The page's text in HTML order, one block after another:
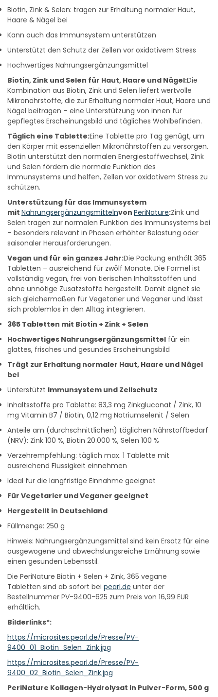
Biotin, Zink & Selen: tragen zur Erhaltung normaler Haut,
Haare & Nägel bei
Kann auch das Immunsystem unterstützen
Unterstützt den Schutz der Zellen vor oxidativem Stress
Hochwertiges Nahrungsergänzungsmittel
Biotin, Zink und Selen für Haut, Haare und Nägel:Die
Kombination aus Biotin, Zink und Selen liefert wertvolle
Mikronährstoffe, die zur Erhaltung normaler Haut, Haare und
Nägel beitragen – eine Unterstützung von innen für
gepflegtes Erscheinungsbild und tägliches Wohlbefinden.
Täglich eine Tablette:Eine Tablette pro Tag genügt, um
den Körper mit essenziellen Mikronährstoffen zu versorgen.
Biotin unterstützt den normalen Energiestoffwechsel, Zink
und Selen fördern die normale Funktion des
Immunsystems und helfen, Zellen vor oxidativem Stress zu
schützen.
Unterstützung für das Immunsystem
mit Nahrungsergänzungsmittelnvon PeriNature:Zink und
Selen tragen zur normalen Funktion des Immunsystems bei
– besonders relevant in Phasen erhöhter Belastung oder
saisonaler Herausforderungen.
Vegan und für ein ganzes Jahr:Die Packung enthält 365
Tabletten – ausreichend für zwölf Monate. Die Formel ist
vollständig vegan, frei von tierischen Inhaltsstoffen und
ohne unnötige Zusatzstoffe hergestellt. Damit eignet sie
sich gleichermaßen für Vegetarier und Veganer und lässt
sich problemlos in den Alltag integrieren.
365 Tabletten mit Biotin + Zink + Selen
Hochwertiges Nahrungsergänzungsmittel für ein
glattes, frisches und gesundes Erscheinungsbild
Trägt zur Erhaltung normaler Haut, Haare und Nägel
bei
Unterstützt Immunsystem und Zellschutz
Inhaltsstoffe pro Tablette: 83,3 mg Zinkgluconat / Zink, 10
mg Vitamin B7 / Biotin, 0,12 mg Natriumselenit / Selen
Anteile am (durchschnittlichen) täglichen Nährstoffbedarf
(NRV): Zink 100 %, Biotin 20.000 %, Selen 100 %
Verzehrempfehlung: täglich max. 1 Tablette mit
ausreichend Flüssigkeit einnehmen
Ideal für die langfristige Einnahme geeignet
Für Vegetarier und Veganer geeignet
Hergestellt in Deutschland
Füllmenge: 250 g
Hinweis: Nahrungsergänzungsmittel sind kein Ersatz für eine
ausgewogene und abwechslungsreiche Ernährung sowie
einen gesunden Lebensstil.
Die PeriNature Biotin + Selen + Zink, 365 vegane
Tabletten sind ab sofort bei pearl.de unter der
Bestellnummer PV-9400-625 zum Preis von 16,99 EUR
erhältlich.
Bilderlinks*:
https://microsites.pearl.de/Presse/PV-
9400_01_Biotin_Selen_Zink.jpg
https://microsites.pearl.de/Presse/PV-
9400_02_Biotin_Selen_Zink.jpg
PeriNature Kollagen-Hydrolysat in Pulver-Form, 500 g